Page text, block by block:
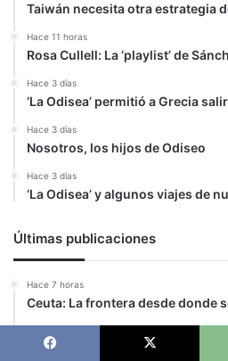
Taiwán necesita otra estrategia
Hace 11 horas
Rosa Cullell: La ‘playlist’ de
Hace 3 días
‘La Odisea’ permitió a Grecia
Hace 3 días
Nosotros, los hijos de Odiseo
Hace 3 días
‘La Odisea’ y algunos viajes de
Últimas publicaciones
Hace 7 horas
Ceuta: La frontera desde donde
Taiwán necesita otra estrategia